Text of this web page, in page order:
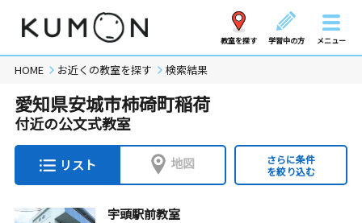
教室を探す 学習中の方 メニュー
HOME お近くの教室を探す 検索結果
愛知県安城市柿碕町稲荷
付近の公文式教室
リスト 地図
さらに条件
を絞り込む
宇頭駅前教室